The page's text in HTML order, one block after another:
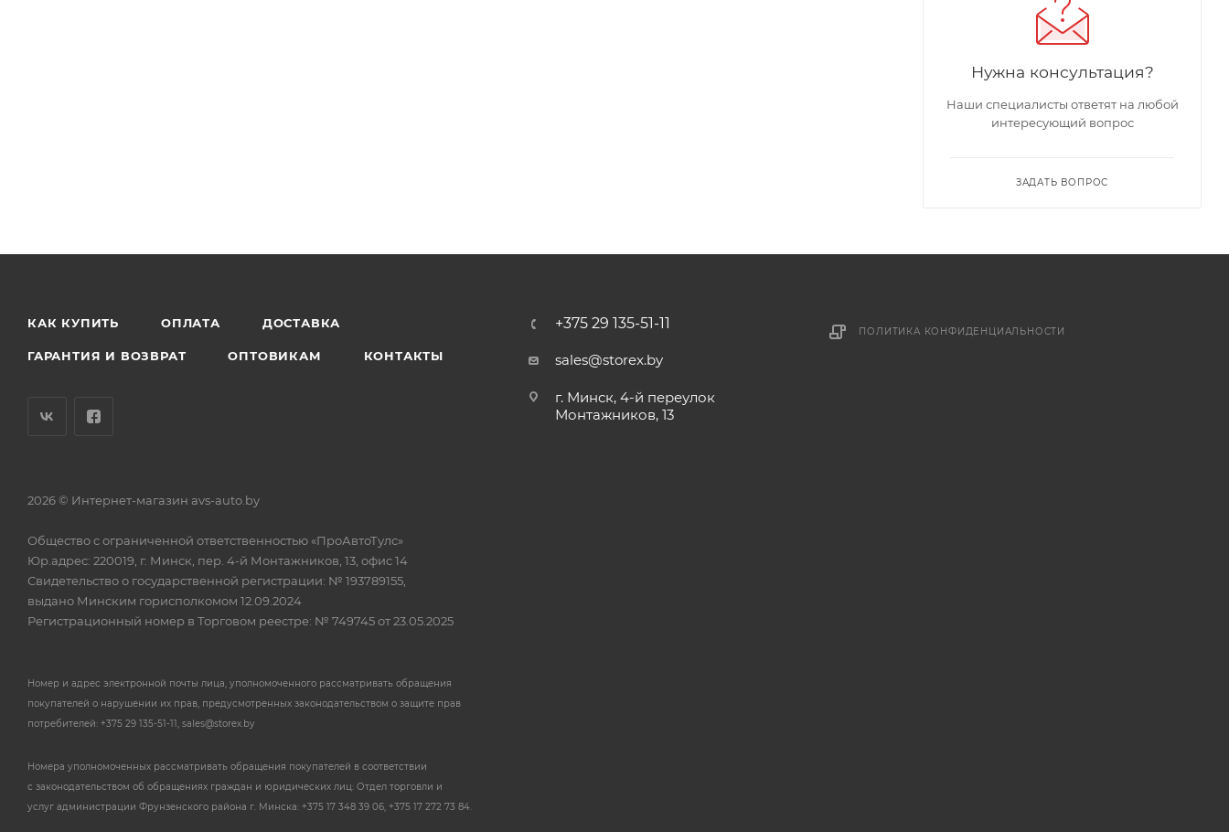
Нужна консультация?
Наши специалисты ответят на любой
интересующий вопрос
ЗАДАТЬ ВОПРОС
КАК КУПИТЬ ОПЛАТА ДОСТАВКА
ГАРАНТИЯ И ВОЗВРАТ ОПТОВИКАМ КОНТАКТЫ
+375 29 135-51-11
sales@storex.by
г. Минск, 4-й переулок
Монтажников, 13
ПОЛИТИКА КОНФИДЕНЦИАЛЬНОСТИ
2026 © Интернет-магазин avs-auto.by
Общество с ограниченной ответственностью «ПроАвтоТулс»
Юр.адрес: 220019, г. Минск, пер. 4-й Монтажников, 13, офис 14
Свидетельство о государственной регистрации: № 193789155,
выдано Минским горисполкомом 12.09.2024
Регистрационный номер в Торговом реестре: № 749745 от 23.05.2025
Номер и адрес электронной почты лица, уполномоченного рассматривать обращения
покупателей о нарушении их прав, предусмотренных законодательством о защите прав
потребителей: +375 29 135-51-11, sales@storex.by
Номера уполномоченных рассматривать обращения покупателей в соответствии
с законодательством об обращениях граждан и юридических лиц: Отдел торговли и
услуг администрации Фрунзенского района г. Минска: +375 17 348 39 06, +375 17 272 73 84.